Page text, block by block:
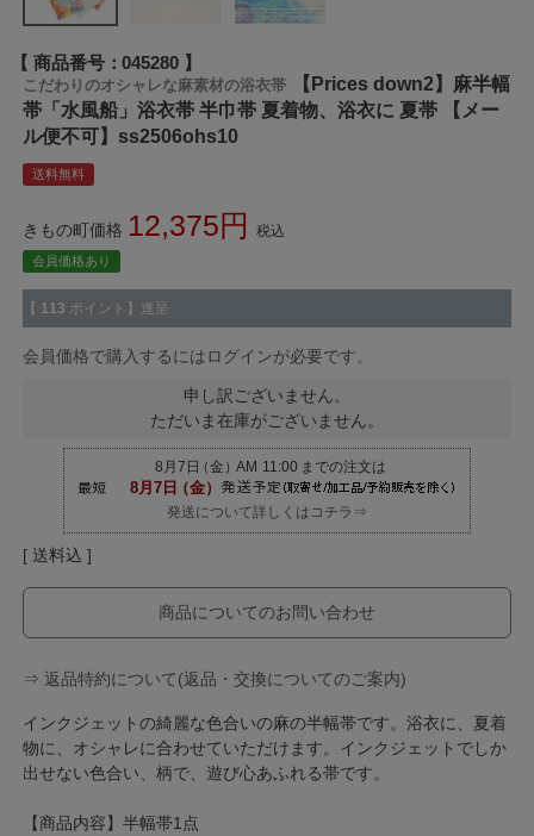
商品番号 045280
こだわりのオシャレな麻素材の浴衣帯
【Prices down2】麻半幅
帯「水風船」浴衣帯 半巾帯 夏着物、浴衣に 夏帯 【メー
ル便不可】ss2506ohs10
送料無料
きもの町価格 12,375 税込
会員価格あり
【 113 ポイント】進呈
会員価格で購入するにはログインが必要です。
申し訳ございません。
ただいま在庫がございません。
発送について詳しくはコチラ⇒
送料込
商品についてのお問い合わせ
⇒ 返品特約について(返品・交換についてのご案内)
インクジェットの綺麗な色合いの麻の半幅帯です。浴衣に、夏着
物に、オシャレに合わせていただけます。インクジェットでしか
出せない色合い、柄で、遊び心あふれる帯です。
【商品内容】半幅帯1点